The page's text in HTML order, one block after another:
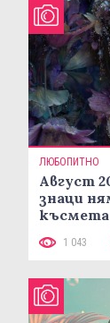
ЛЮБОПИТНО
Август
знаци
късмета
1 043